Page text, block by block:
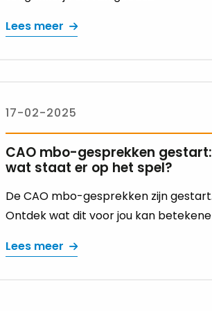
Lees meer
17-02-2025
CAO mbo-gesprekken gestart:
wat staat er op het spel?
De CAO mbo-gesprekken zijn gestart.
Ontdek wat dit voor jou kan
Lees meer